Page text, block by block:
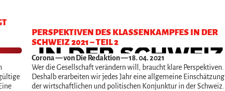
PERSPEKTIVEN DES KLASSENKAMPFES IN DER
SCHWEIZ 2021 – TEIL 2
Corona— von Die Redaktion — 18. 04. 2021
Wer die Gesellschaft verändern will, braucht klare Perspektiven.
Deshalb erarbeiten wir jedes Jahr eine allgemeine Einschätzung
der wirtschaftlichen und politischen Konjunktur in der Schweiz.